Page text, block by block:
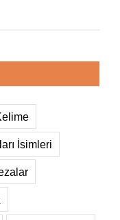
İsimleri